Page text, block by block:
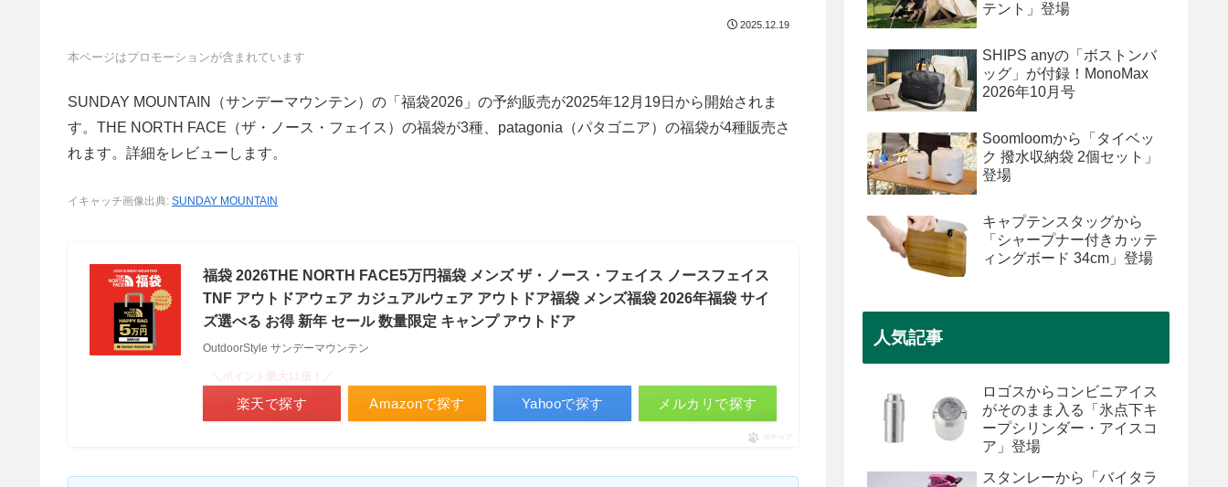
2025.12.19
本ページはプロモーションが含まれています
SUNDAY MOUNTAIN（サンデーマウンテン）の「福袋2026」の予約販売が2025年12月19日から開始されま
す。THE NORTH FACE（ザ・ノース・フェイス）の福袋が3種、patagonia（パタゴニア）の福袋が4種販売さ
れます。詳細をレビューします。
イキャッチ画像出典: SUNDAY MOUNTAIN
福袋 2026THE NORTH FACE5万円福袋 メンズ ザ・ノース・フェイス ノースフェイス
TNF アウトドアウェア カジュアルウェア アウトドア福袋 メンズ福袋 2026年福袋 サイ
ズ選べる お得 新年 セール 数量限定 キャンプ アウトドア
OutdoorStyle サンデーマウンテン
Amazonで探す
楽天で探す Yahooで探す メルカリで探す
ポチップ
テント」登場
SHIPS anyの「ボストンバ
ッグ」が付録！MonoMax
2026年10月号
Soomloomから「タイベッ
ク 撥水収納袋 2個セット」
登場
キャプテンスタッグから
「シャープナー付きカッテ
ィングボード 34cm」登場
人気記事
ロゴスからコンビニアイス
がそのまま入る「氷点下キ
ープシリンダー・アイスコ
ア」登場
スタンレーから「バイタラ